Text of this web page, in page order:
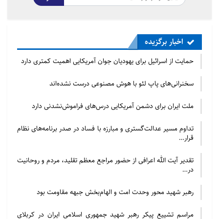
سخنان خود را با تبریک گفتن شهادت به خانواده مقتول و
فداکاری های آنان آغاز کرد و سپس خطاب به مقامات
دولتی و نیروهای امنیتی سخنرانی خود را به شرح ذیل
ادامه داد:
«ساجد نقوی(رئیس شورای علمای شیعه) و راجه
ناصر(رئیس مجلس وحدت مسلمین) مردم شیعه را به
لبنان می‌فرستند. ساجد نقوی، سفیر سابق ایران(حسینی)
را خودش بدرقه کرد و به سفیر جدید ایران(امیری مقدم)
خیرمقدم گفت. راجه ناصر با حسن نصرالله چندین ملاقات
کرده و با هم نقشه‌ها را طرح ریزی کرده‌اند. همچنین
شهنشاه نقوی (روحانی و سخنران سرشناس) و شبیر
میثمی(دبیرکل شورای علمای شیعه) در همین راستا به
کشورهای خارج و شهرهای مختلف پاکستان سفر می‌کنند.
اخبار برگزیده
حمایت از اسرائیل برای یهودیان جوان آمریکایی اهمیت کمتری دارد
سخنرانی‌های پاپ لئو با هوش مصنوعی درست نشده‌اند
ملت ایران برای دشمن آمریکایی درس‌های فراموش‌نشدنی دارد
تداوم مسیر عدالت‌گستری و مبارزه با فساد در صدر برنامه‌های نظام
قرار…
تقدیر آیت الله اعرافی از حضور مراجع معظم تقلید، مردم و روحانیت
در…
رهبر شهید محور وحدت امت و الهام‌بخش جبهه مقاومت بود
مراسم تشییع پیکر رهبر شهید جمهوری اسلامی ایران در کربلای